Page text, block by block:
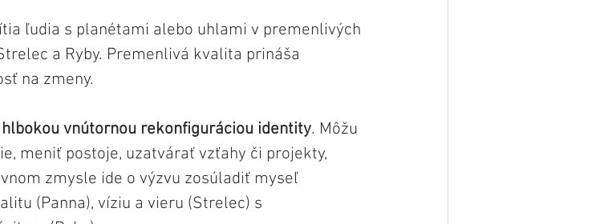
ľudia s planétami alebo uhlami v premenlivých
a Ryby. Premenlivá kvalita prináša
na zmeny.
hlbokou vnútornou rekonfiguráciou identity. Môžu
meniť postoje, uzatvárať vzťahy či projekty,
zmysle ide o výzvu zosúladiť myseľ
(Panna), víziu a vieru (Strelec) s